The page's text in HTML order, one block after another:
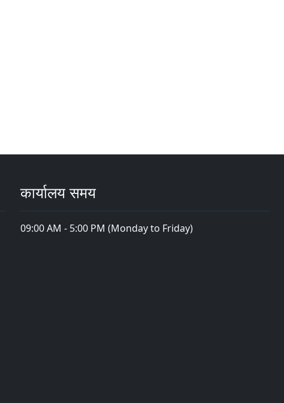
कार्यालय समय
09:00 AM - 5:00 PM (Monday to Friday)